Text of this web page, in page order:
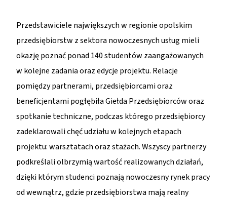
Przedstawiciele największych w regionie opolskim
przedsiębiorstw z sektora nowoczesnych usług mieli
okazję poznać ponad 140 studentów zaangażowanych
w kolejne zadania oraz edycje projektu. Relacje
pomiędzy partnerami, przedsiębiorcami oraz
beneficjentami pogłębiła Giełda Przedsiębiorców oraz
spotkanie techniczne, podczas którego przedsiębiorcy
zadeklarowali chęć udziału w kolejnych etapach
projektu: warsztatach oraz stażach. Wszyscy partnerzy
podkreślali olbrzymią wartość realizowanych działań,
dzięki którym studenci poznają nowoczesny rynek pracy
od wewnątrz, gdzie przedsiębiorstwa mają realny